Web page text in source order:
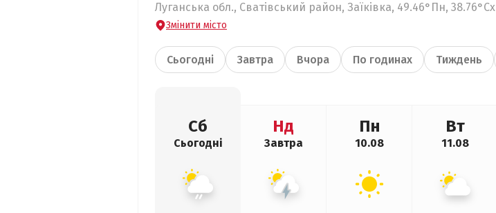
Луганська обл., Сватівський район, Заїківка, 49.46°Пн, 38.76°Сх
Змінити місто
Сьогодні Завтра Вчора По годинах Тиждень
Сб
Сьогодні
Нд
Завтра
Пн
10.08
Вт
11.08